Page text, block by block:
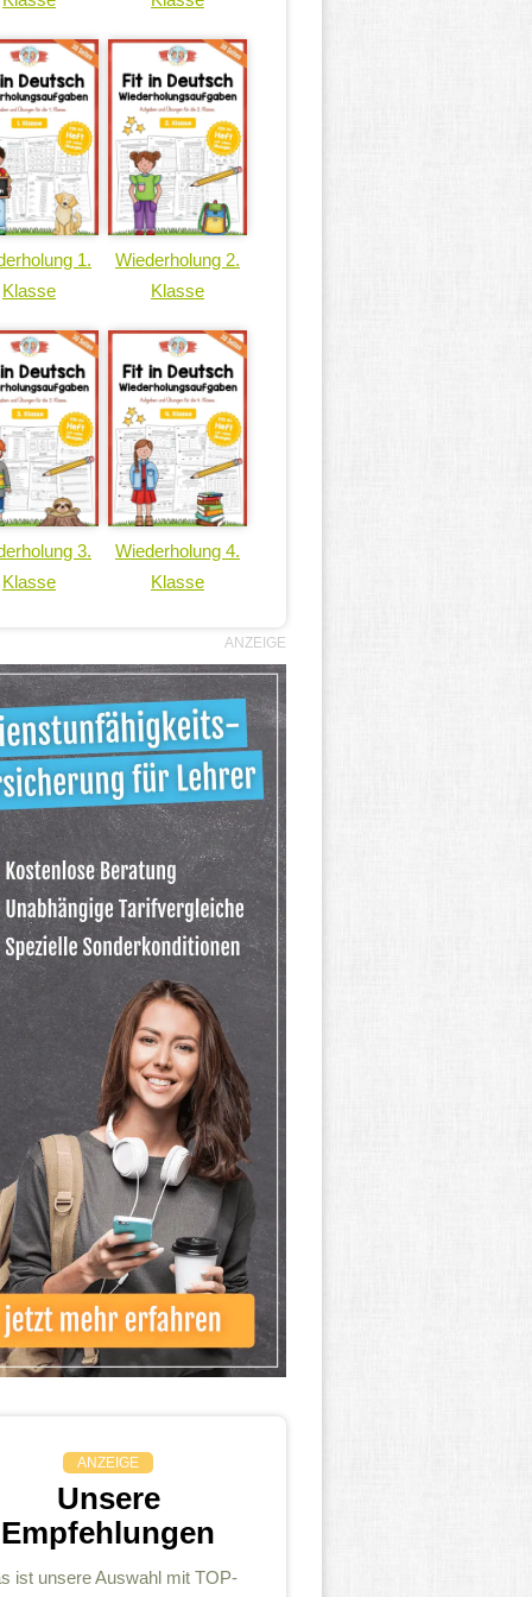
1.
Klasse
Wiederholung 2.
Klasse
3.
Klasse
Wiederholung 4.
Klasse
ANZEIGE
ANZEIGE
Unsere
Empfehlungen
ist unsere Auswahl mit TOP-